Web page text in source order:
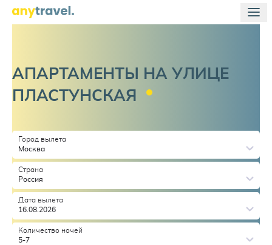
АПАРТАМЕНТЫ НА УЛИЦЕ
ПЛАСТУНСКАЯ
Город вылета
Москва
Страна
Россия
Дата вылета
16.08.2026
Количество ночей
5-7